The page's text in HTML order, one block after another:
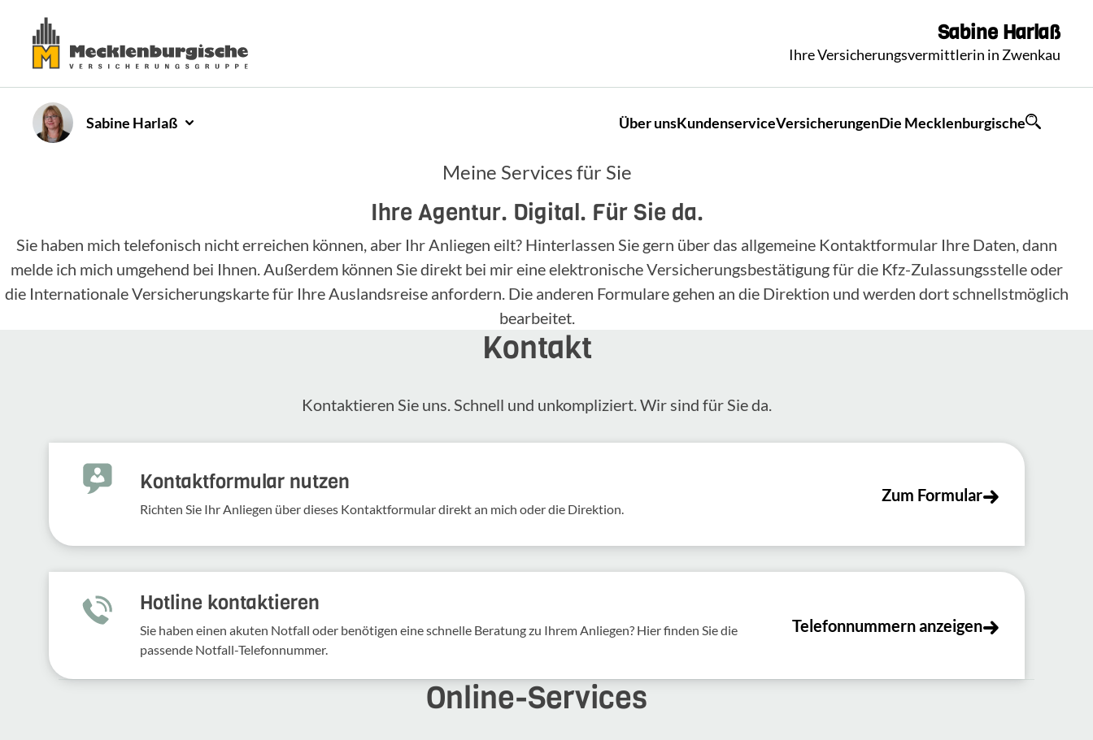
Sabine Harlaß
Ihre Versicherungsvermittlerin in Zwenkau
Sabine Harlaß Über unsKundenserviceVersicherungenDie Mecklenburgische
Meine Services für Sie
Ihre Agentur. Digital. Für Sie da.
Sie haben mich telefonisch nicht erreichen können, aber Ihr Anliegen eilt? Hinterlassen Sie gern über das allgemeine Kontaktformular Ihre Daten, dann
melde ich mich umgehend bei Ihnen. Außerdem können Sie direkt bei mir eine elektronische Versicherungsbestätigung für die Kfz-Zulassungsstelle oder
die Internationale Versicherungskarte für Ihre Auslandsreise anfordern. Die anderen Formulare gehen an die Direktion und werden dort schnellstmöglich
bearbeitet.
Kontakt
Kontak­tieren Sie uns. Schnell und unkom­pli­ziert. Wir sind für Sie da.
Kontakt­for­mular nutzen
Richten Sie Ihr Anliegen über dieses Kontakt­for­mular direkt an mich oder die Direk­tion.
Zum Formular
Hotline kontaktieren
Sie haben einen akuten Notfall oder benötigen eine schnelle Beratung zu Ihrem Anliegen? Hier finden Sie die
passende Notfall-Telefonnummer.
Telefonnummern anzeigen
Online-​Services